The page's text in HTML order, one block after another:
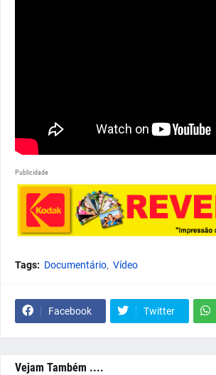
Publicidade
Tags: Documentário Vídeo
Facebook Twitter
Vejam Também ....